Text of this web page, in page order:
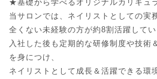
★基礎から学べるオリジナルカリキュ
当サロンでは、ネイリストとしての実
全くない未経験の方が約8割活躍してい
入社した後も定期的な研修制度や技術
を身につけ、
ネイリストとして成長＆活躍できる環